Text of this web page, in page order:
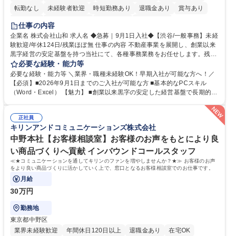
転勤なし
未経験者歓迎 時短勤務あり 退職金あり
賞与あり
育休あり
完全週休2日制
仕事の内容
企業名 株式会社山和 求人名 ◆急募｜9月1日入社◆【渋谷/一般事務】未経
験歓迎/年休124日/残業ほぼ無 仕事の内容 不動産事業を展開し、創業以来
黒字経営の安定基盤を持つ当社にて、各種事務業務をお任せします。残業
がほぼ発生せず、連続した日程の有給取得が可能なため、WLBを整えたい
方にお勧めの環境です！ 入社後はOJTを通じて丁寧に研修を行いますの
で、事務未経験の方でも安心して臨むことができます。 【業務詳細】■電
話・来客対応 ■物件の鍵や社内の備品管理 ■データ入力や書類作成 ■契約
必要な経験・能力等
必要な経験・能力等 ＼業界・職種未経験OK！早期入社が可能な方へ！／
【必須】■2026年9月1日までのご入社が可能な方 ■基本的なPCスキル
（Word・Excel） 【魅力】 ■創業以来黒字の安定した経営基盤で長期的に
両立が可能 ■有給取得を積極的に推奨、年間10日程度の取得実績 ■1ヶ月
のOJTで業務を習得可能、未経験でもしっかりサポート 学歴・資格 学
歴：大学院 大学 高専 短大 語学力： 資格：
正社員
キリンアンドコミュニケーションズ株式会社
中野本社【お客様相談室】お客様のお声をもとにより良
い商品づくりへ貢献 インバウンドコールスタッフ
≪★コミュニケーションを通してキリンのファンを増やしませんか？★≫ お客様のお声
をより良い商品づくりに活かしていく上で、窓口となるお客様相談室でのお仕事です。
月給
30万円
勤務地
東京都中野区
業界未経験歓迎
年間休日120日以上 退職金あり 在宅OK